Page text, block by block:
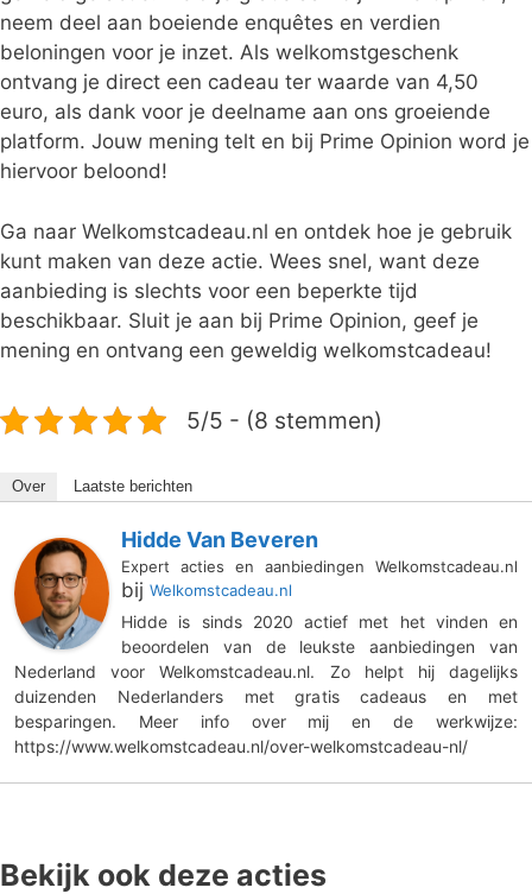
neem deel aan boeiende enquêtes en verdien
beloningen voor je inzet. Als welkomstgeschenk
ontvang je direct een cadeau ter waarde van 4,50
euro, als dank voor je deelname aan ons groeiende
platform. Jouw mening telt en bij Prime Opinion word je
hiervoor beloond!
Ga naar Welkomstcadeau.nl en ontdek hoe je gebruik
kunt maken van deze actie. Wees snel, want deze
aanbieding is slechts voor een beperkte tijd
beschikbaar. Sluit je aan bij Prime Opinion, geef je
mening en ontvang een geweldig welkomstcadeau!
5/5 - (8 stemmen)
Over Laatste berichten
Hidde Van Beveren
Expert acties en aanbiedingen Welkomstcadeau.nl
bij Welkomstcadeau.nl
Hidde is sinds 2020 actief met het vinden en
beoordelen van de leukste aanbiedingen van
Nederland voor Welkomstcadeau.nl. Zo helpt hij dagelijks
duizenden Nederlanders met gratis cadeaus en met
besparingen. Meer info over mij en de werkwijze:
https://www.welkomstcadeau.nl/over-welkomstcadeau-nl/
Bekijk ook deze acties